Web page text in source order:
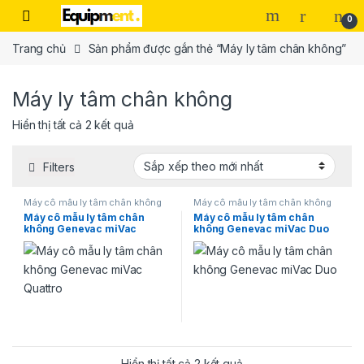
Skip to navigation
Skip to content
0
Trang chủ Sản phẩm được gắn thẻ “Máy ly tâm chân không”
Máy ly tâm chân không
Hiển thị tất cả 2 kết quảĐã sắp xếp theo mới nhất
Filters
Máy cô mẫu ly tâm chân không
Máy cô mẫu ly tâm chân
không Genevac miVac
Quattro
Máy cô mẫu ly tâm chân không
Máy cô mẫu ly tâm chân
không Genevac miVac Duo